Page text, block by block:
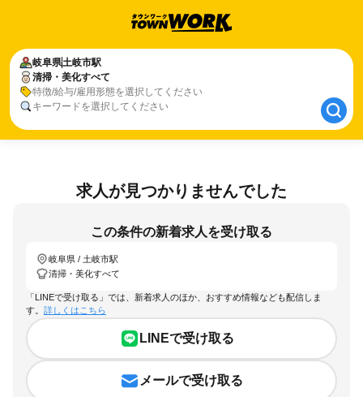
岐阜県土岐市駅
清掃・美化すべて
特徴/給与/雇用形態を選択してください
キーワードを選択してください
岐阜県土岐市駅
清掃・美化すべて
求人が見つかりませんでした
この条件の新着求人を受け取る
岐阜県 / 土岐市駅
清掃・美化すべて
「LINEで受け取る」では、新着求人のほか、おすすめ情報なども配信しま
す。 詳しくはこちら
LINEで受け取る
メールで受け取る